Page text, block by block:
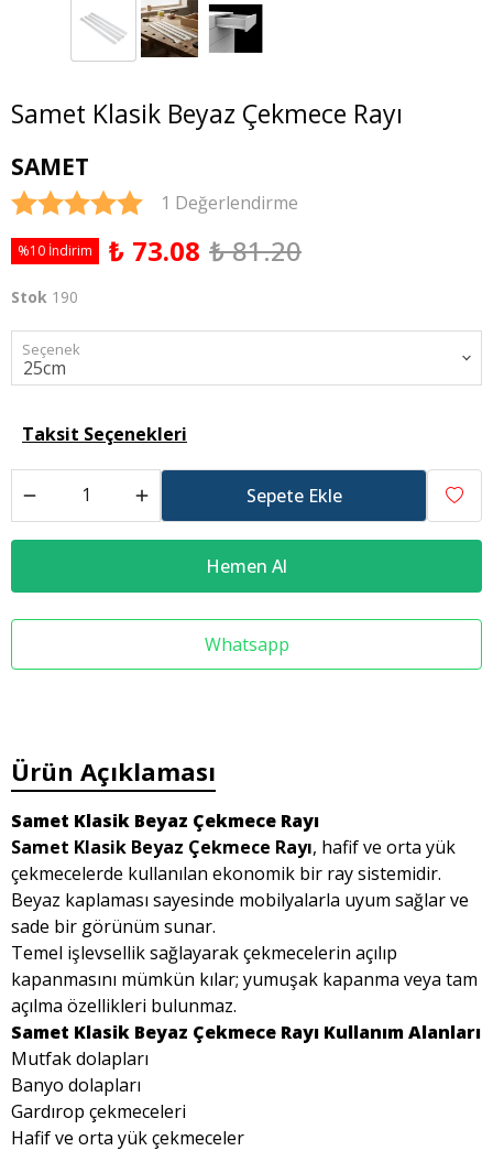
Samet Klasik Beyaz Çekmece Rayı
SAMET
1 Değerlendirme
%10 İndirim ₺ 73.08 ₺ 81.20
Stok 190
Seçenek
Taksit Seçenekleri
Sepete Ekle
Hemen Al
Whatsapp
Ürün Açıklaması
Samet Klasik Beyaz Çekmece Rayı
Samet Klasik Beyaz Çekmece Rayı, hafif ve orta yük
çekmecelerde kullanılan ekonomik bir ray sistemidir.
Beyaz kaplaması sayesinde mobilyalarla uyum sağlar ve
sade bir görünüm sunar.
Temel işlevsellik sağlayarak çekmecelerin açılıp
kapanmasını mümkün kılar; yumuşak kapanma veya tam
açılma özellikleri bulunmaz.
Samet Klasik Beyaz Çekmece Rayı Kullanım Alanları
Mutfak dolapları
Banyo dolapları
Gardırop çekmeceleri
Hafif ve orta yük çekmeceler